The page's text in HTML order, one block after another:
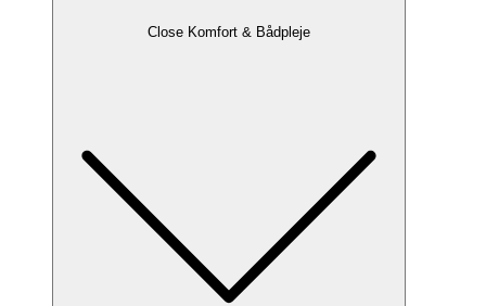
Close Komfort & Bådpleje